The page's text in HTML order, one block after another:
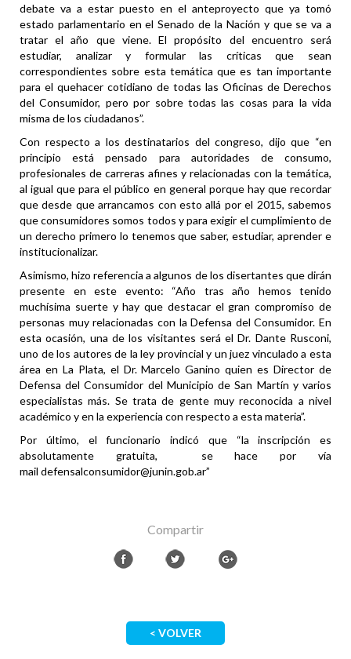
debate va a estar puesto en el anteproyecto que ya tomó
estado parlamentario en el Senado de la Nación y que se va a
tratar el año que viene. El propósito del encuentro será
estudiar, analizar y formular las críticas que sean
correspondientes sobre esta temática que es tan importante
para el quehacer cotidiano de todas las Oficinas de Derechos
del Consumidor, pero por sobre todas las cosas para la vida
misma de los ciudadanos”.
Con respecto a los destinatarios del congreso, dijo que “en
principio está pensado para autoridades de consumo,
profesionales de carreras afines y relacionadas con la temática,
al igual que para el público en general porque hay que recordar
que desde que arrancamos con esto allá por el 2015, sabemos
que consumidores somos todos y para exigir el cumplimiento de
un derecho primero lo tenemos que saber, estudiar, aprender e
institucionalizar.
Asimismo, hizo referencia a algunos de los disertantes que dirán
presente en este evento: “Año tras año hemos tenido
muchísima suerte y hay que destacar el gran compromiso de
personas muy relacionadas con la Defensa del Consumidor. En
esta ocasión, una de los visitantes será el Dr. Dante Rusconi,
uno de los autores de la ley provincial y un juez vinculado a esta
área en La Plata, el Dr. Marcelo Ganino quien es Director de
Defensa del Consumidor del Municipio de San Martín y varios
especialistas más. Se trata de gente muy reconocida a nivel
académico y en la experiencia con respecto a esta materia”.
Por último, el funcionario indicó que “la inscripción es
absolutamente gratuita, se hace por vía
mail defensalconsumidor@junin.gob.ar”
Compartir
< VOLVER